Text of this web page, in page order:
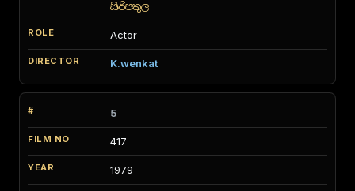
සිරිපතුල
Actor
K.wenkat
5
417
1979